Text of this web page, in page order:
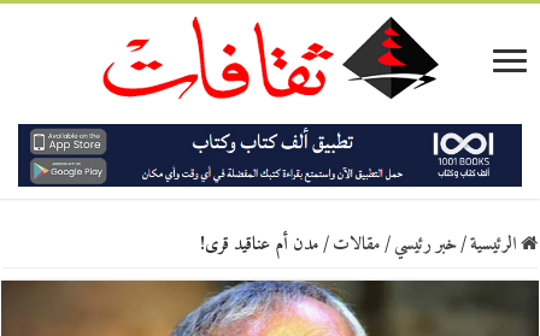
الرئيسية/خبر رئيسي/مقالات/مدن أم عناقيد قرى!